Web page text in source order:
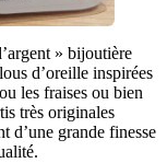
» bijoutière
d’oreille inspirées
les fraises ou bien
très originales
d’une grande finesse